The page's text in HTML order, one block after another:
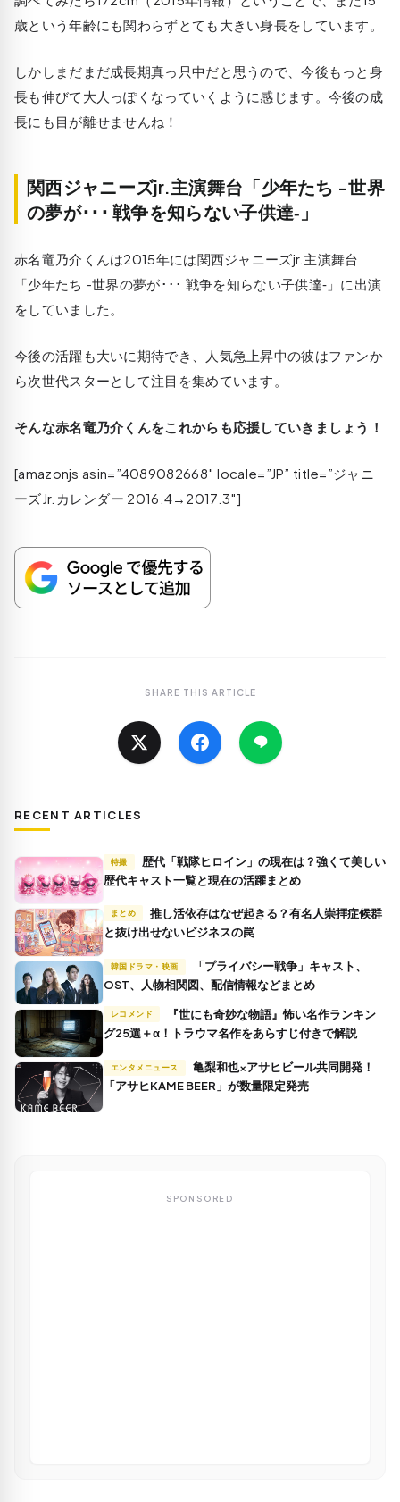
歳という年齢にも関わらずとても大きい身長をしています。
しかしまだまだ成長期真っ只中だと思うので、今後もっと身
長も伸びて大人っぽくなっていくように感じます。今後の成
長にも目が離せませんね！
関西ジャニーズjr.主演舞台「少年たち -世界
の夢が･･･ 戦争を知らない子供達‐」
赤名竜乃介くんは2015年には関西ジャニーズjr.主演舞台
「少年たち -世界の夢が･･･ 戦争を知らない子供達‐」に出演
をしていました。
今後の活躍も大いに期待でき、人気急上昇中の彼はファンか
ら次世代スターとして注目を集めています。
そんな赤名竜乃介くんをこれからも応援していきましょう！
[amazonjs asin=”4089082668″ locale=”JP” title=”ジャニ
ーズJr.カレンダー 2016.4→2017.3″]
SHARE THIS ARTICLE
RECENT ARTICLES
特撮
歴代キャスト一覧と現在の活躍まとめ
まとめ
推し活依存はなぜ起きる？有名人崇拝症候群
と抜け出せないビジネスの罠
韓国ドラマ・映画
OST、人物相関図、配信情報などまとめ
レコメンド
グ25選＋α！トラウマ名作をあらすじ付きで解説
エンタメニュース
「アサヒKAME BEER」が数量限定発売
SPONSORED